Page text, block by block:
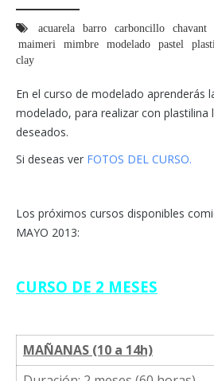
acuarela barro carboncillo chavant
maimeri
mimbre modelado pastel
clay
En el curso de modelado aprenderás
modelado, para realizar con plastilina
deseados.
Si deseas ver FOTOS DEL CURSO.
Los próximos cursos disponibles
MAYO 2013:
CURSO DE 2 MESES
MAÑANAS (10 a 14h)